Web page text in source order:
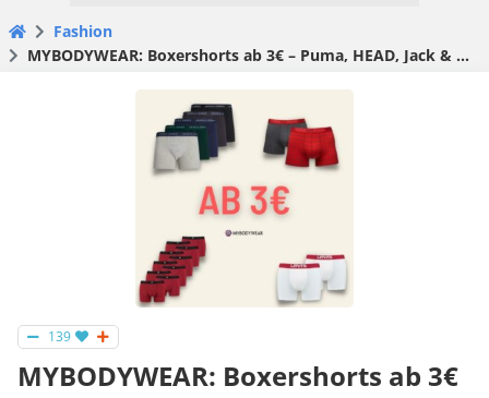
Fashion
MYBODYWEAR: Boxershorts ab 3€ – Puma, HEAD, Jack & Jones …
139
MYBODYWEAR: Boxershorts ab 3€